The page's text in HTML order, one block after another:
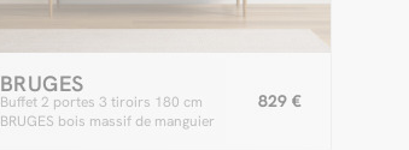
BRUGES
Buffet 2 portes 3 tiroirs 180 cm
BRUGES bois massif de manguier
829 €